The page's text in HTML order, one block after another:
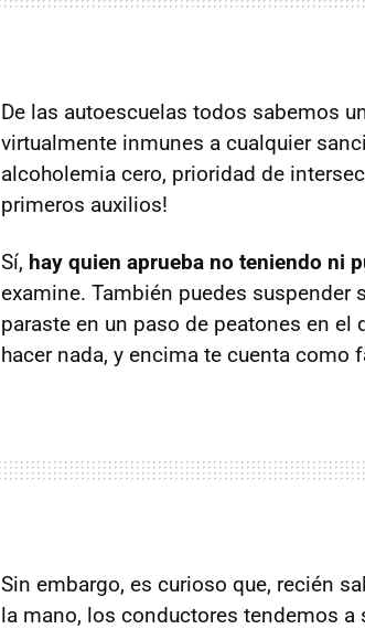
De las autoescuelas todos sabemos
virtualmente inmunes a cualquier
alcoholemia cero, prioridad de
primeros auxilios!
Sí, hay quien aprueba no teniendo ni
examine. También puedes
paraste en un paso de peatones en
hacer nada, y encima te cuenta como
Sin embargo, es curioso que, recién
la mano, los conductores tendemos